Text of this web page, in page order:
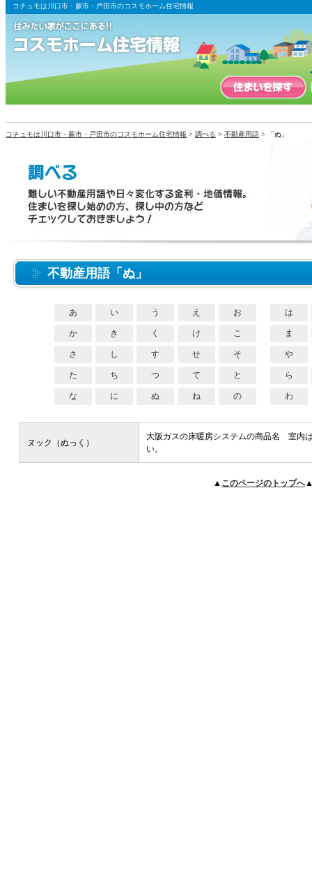
コチュモは川口市・蕨市・戸田市のコスモホーム住宅情報
コチュモは川口市・蕨市・戸田市のコスモホーム住宅情報 > 調べる > 不動産用語 > 「ぬ」
不動産用語「ぬ」
あ い う え お
か き く け こ
さ し す せ そ
た ち つ て と
な に ぬ ね の
は
ま
や
ら
わ
ヌック（ぬっく）
大阪ガスの床暖房システムの商品名 室内
い。
▲ このページのトップへ